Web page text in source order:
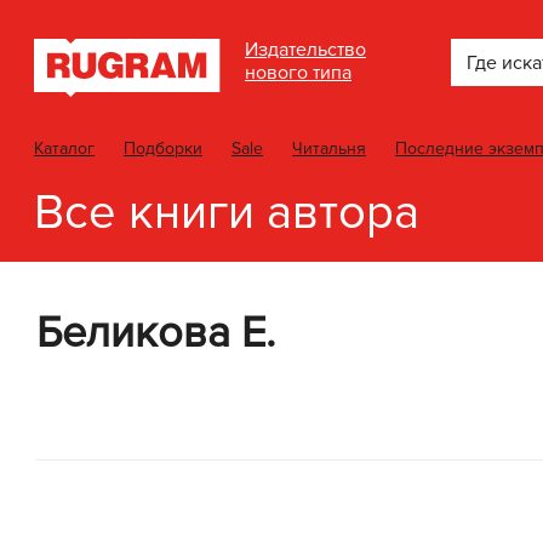
Издательство
нового типа
Где
Каталог Подборки Sale Читальня Последние
Все книги автора
Беликова Е.